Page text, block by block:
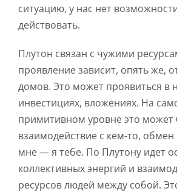
ситуацию, у нас нет
действовать.
Плутон связан с чужими
проявление зависит, опять же,
домов. Это может проявиться в
инвестициях, вложениях. На
примитивном уровне это может
взаимодействие с кем-то,
мне — я тебе. По Плутону идет
коллективных энергий и
ресурсов людей между собой.